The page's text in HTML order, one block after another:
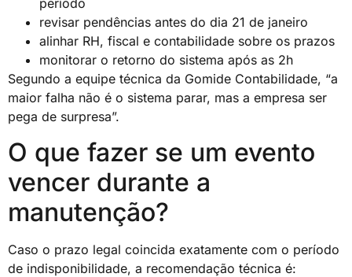
período
revisar pendências antes do dia 21 de janeiro
alinhar RH, fiscal e contabilidade sobre os prazos
monitorar o retorno do sistema após as 2h
Segundo a equipe técnica da Gomide Contabilidade, “a
maior falha não é o sistema parar, mas a empresa ser
pega de surpresa”.
O que fazer se um evento
vencer durante a
manutenção?
Caso o prazo legal coincida exatamente com o período
de indisponibilidade, a recomendação técnica é: